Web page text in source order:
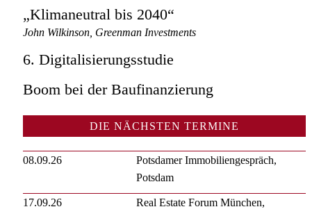
„Klimaneutral bis 2040“
John Wilkinson, Greenman Investments
6. Digitalisierungsstudie
Boom bei der Baufinanzierung
DIE NÄCHSTEN TERMINE
08.09.26
Potsdamer Immobiliengespräch,
Potsdam
17.09.26
Real Estate Forum München,